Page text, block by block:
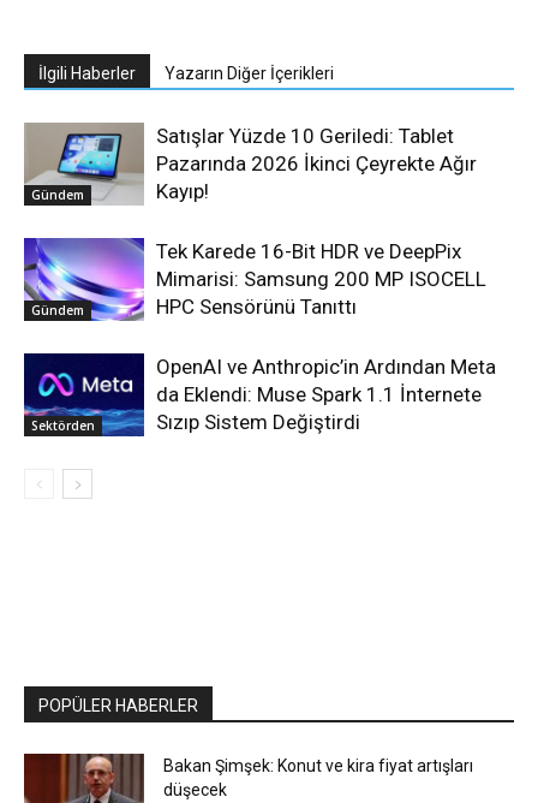
İlgili Haberler Yazarın Diğer İçerikleri
Gündem
Satışlar Yüzde 10 Geriledi: Tablet
Pazarında 2026 İkinci Çeyrekte Ağır
Kayıp!
Gündem
Tek Karede 16-Bit HDR ve DeepPix
Mimarisi: Samsung 200 MP ISOCELL
HPC Sensörünü Tanıttı
Sektörden
OpenAI ve Anthropic’in Ardından Meta
da Eklendi: Muse Spark 1.1 İnternete
Sızıp Sistem Değiştirdi
POPÜLER HABERLER
Bakan Şimşek: Konut ve kira fiyat artışları
düşecek